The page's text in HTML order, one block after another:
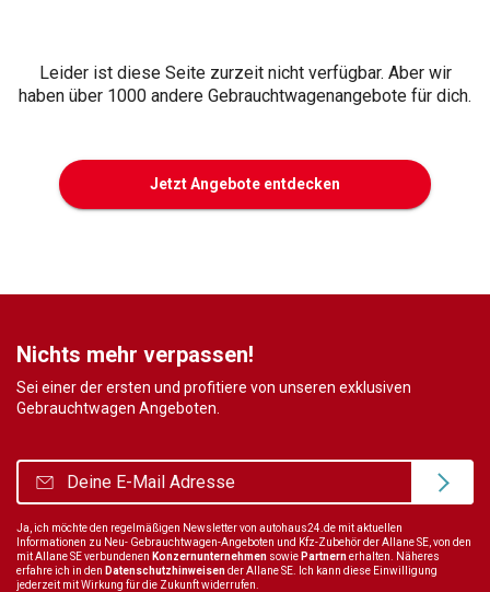
Leider ist diese Seite zurzeit nicht verfügbar. Aber wir
haben über 1000 andere Gebrauchtwagenangebote für dich.
Jetzt Angebote entdecken
Nichts mehr verpassen!
Sei einer der ersten und profitiere von unseren exklusiven
Gebrauchtwagen Angeboten.
Ja, ich möchte den regelmäßigen Newsletter von autohaus24.de mit aktuellen
Informationen zu Neu- Gebrauchtwagen-Angeboten und Kfz-Zubehör der Allane SE, von den
mit Allane SE verbundenen Konzernunternehmen sowie Partnernerhalten. Näheres
erfahre ich in den Datenschutzhinweisender Allane SE. Ich kann diese Einwilligung
jederzeit mit Wirkung für die Zukunft widerrufen.